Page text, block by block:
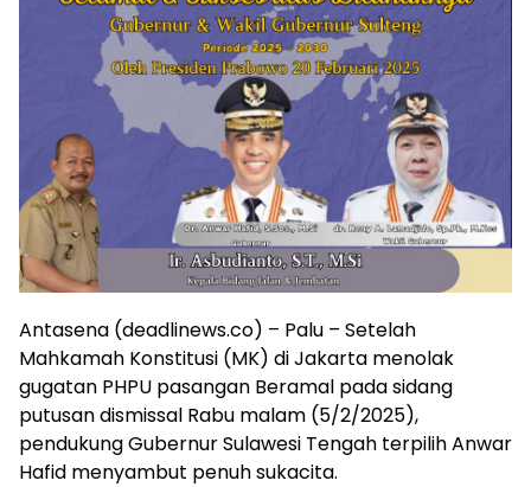
Antasena (deadlinews.co) – Palu – Setelah
Mahkamah Konstitusi (MK) di Jakarta menolak
gugatan PHPU pasangan Beramal pada sidang
putusan dismissal Rabu malam (5/2/2025),
pendukung Gubernur Sulawesi Tengah terpilih Anwar
Hafid menyambut penuh sukacita.